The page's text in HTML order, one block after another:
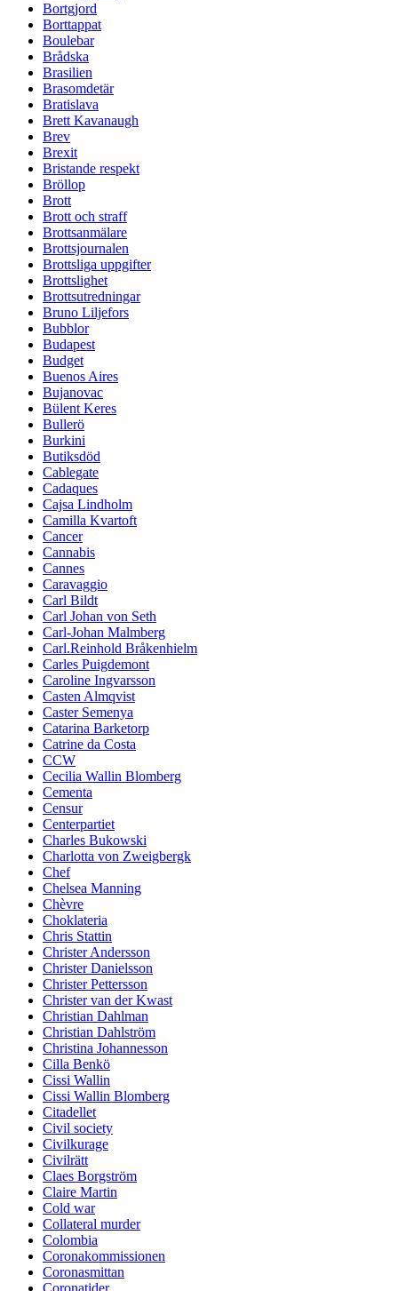
Bortgjord
Borttappat
Boulebar
Brådska
Brasilien
Brasomdetär
Bratislava
Brett Kavanaugh
Brev
Brexit
Bristande respekt
Bröllop
Brott
Brott och straff
Brottsanmälare
Brottsjournalen
Brottsliga uppgifter
Brottslighet
Brottsutredningar
Bruno Liljefors
Bubblor
Budapest
Budget
Buenos Aires
Bujanovac
Bülent Keres
Bullerö
Burkini
Butiksdöd
Cablegate
Cadaques
Cajsa Lindholm
Camilla Kvartoft
Cancer
Cannabis
Cannes
Caravaggio
Carl Bildt
Carl Johan von Seth
Carl-Johan Malmberg
Carl.Reinhold Bråkenhielm
Carles Puigdemont
Caroline Ingvarsson
Casten Almqvist
Caster Semenya
Catarina Barketorp
Catrine da Costa
CCW
Cecilia Wallin Blomberg
Cementa
Censur
Centerpartiet
Charles Bukowski
Charlotta von Zweigbergk
Chef
Chelsea Manning
Chèvre
Choklateria
Chris Stattin
Christer Andersson
Christer Danielsson
Christer Pettersson
Christer van der Kwast
Christian Dahlman
Christian Dahlström
Christina Johannesson
Cilla Benkö
Cissi Wallin
Cissi Wallin Blomberg
Citadellet
Civil society
Civilkurage
Civilrätt
Claes Borgström
Claire Martin
Cold war
Collateral murder
Colombia
Coronakommissionen
Coronasmittan
Coronatider